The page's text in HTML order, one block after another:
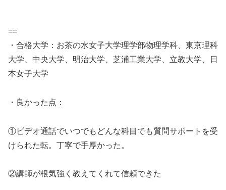
==
・合格大学：お茶の水女子大学理学部物理学科、東京理科
大学、中央大学、明治大学、芝浦工業大学、立教大学、日
本女子大学
・良かった点：
①ビデオ通話でいつでもどんな科目でも質問サポートを受
けられた転。丁寧で手厚かった。
②講師が根気強く教えてくれて信頼できた